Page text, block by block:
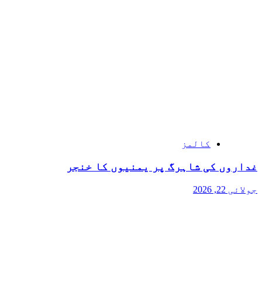
کالمز
غداروں کی شاہرگ پر یمنیوں کا خنجر
جولائی 22, 2026